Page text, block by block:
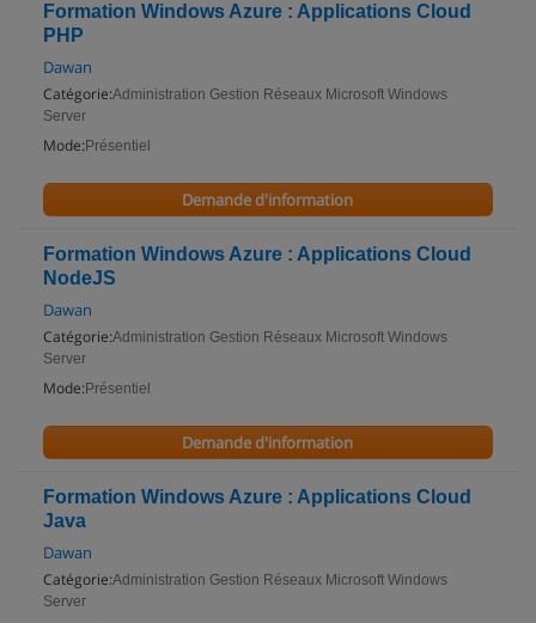
Formation Windows Azure : Applications Cloud
PHP
Dawan
Catégorie:Administration Gestion Réseaux Microsoft Windows
Server
Mode: Présentiel
Demande d'information
Formation Windows Azure : Applications Cloud
NodeJS
Dawan
Catégorie:Administration Gestion Réseaux Microsoft Windows
Server
Mode: Présentiel
Demande d'information
Formation Windows Azure : Applications Cloud
Java
Dawan
Catégorie:Administration Gestion Réseaux Microsoft Windows
Server